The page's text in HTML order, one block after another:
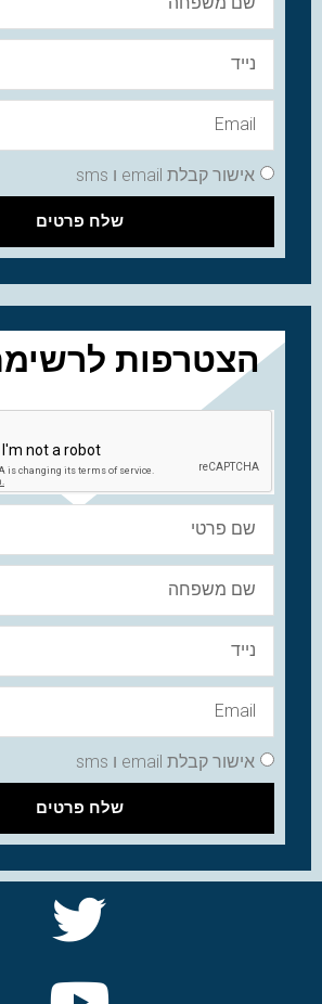
אישור קבלת email ו sms
שלח פרטים
הצטרפות
אישור קבלת email ו sms
שלח פרטים